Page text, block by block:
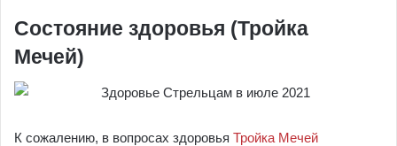
Состояние здоровья (Тройка
Мечей)
К сожалению, в вопросах здоровья Тройка Мечей